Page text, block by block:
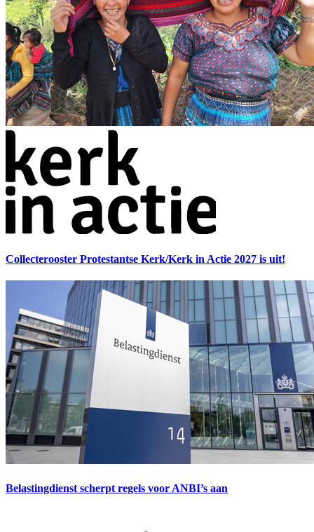
Collecterooster Protestantse Kerk/Kerk in Actie 2027 is uit!
Belastingdienst scherpt regels voor ANBI’s aan